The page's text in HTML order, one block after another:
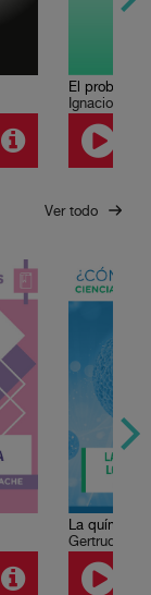
El problema
Ignacio
Ver todo
Gertrudis